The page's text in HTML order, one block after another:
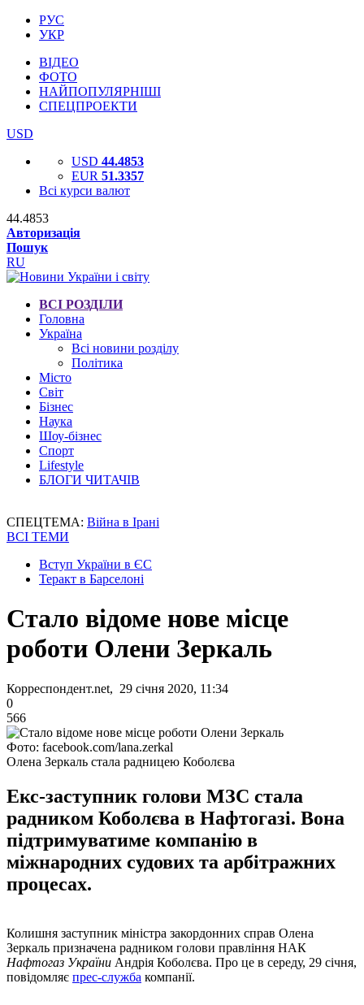
РУС
УКР
ВІДЕО
ФОТО
НАЙПОПУЛЯРНІШІ
СПЕЦПРОЕКТИ
USD
USD 44.4853
EUR 51.3357
Всі курси валют
44.4853
Авторизація
Пошук
RU
ВСІ РОЗДІЛИ
Головна
Україна
Всі новини розділу
Політика
Місто
Світ
Бізнес
Наука
Шоу-бізнес
Спорт
Lifestyle
БЛОГИ ЧИТАЧІВ
СПЕЦТЕМА: Війна в Ірані
ВСІ ТЕМИ
Вступ України в ЄС
Теракт в Барселоні
Стало відоме нове місце
роботи Олени Зеркаль
Корреспондент.net, 29 січня 2020, 11:34
0
566
Фото: facebook.com/lana.zerkal
Олена Зеркаль стала радницею Коболєва
Екс-заступник голови МЗС стала
радником Коболєва в Нафтогазі. Вона
підтримуватиме компанію в
міжнародних судових та арбітражних
процесах.
Колишня заступник міністра закордонних справ Олена
Зеркаль призначена радником голови правління НАК
Нафтогаз України Андрія Коболєва. Про це в середу, 29 січня,
повідомляє прес-служба компанії.